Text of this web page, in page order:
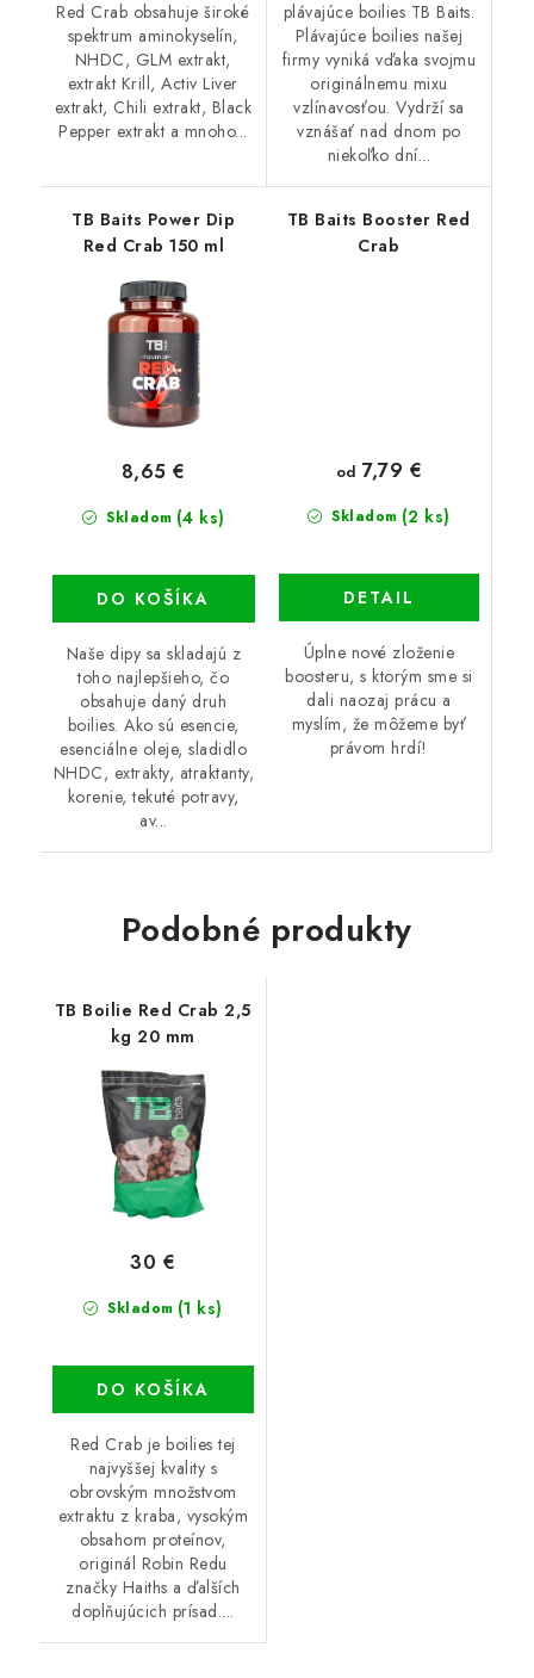
Red Crab obsahuje široké
spektrum aminokyselín,
NHDC, GLM extrakt,
extrakt Krill, Activ Liver
extrakt, Chili extrakt, Black
Pepper extrakt a mnoho...
plávajúce boilies TB Baits.
Plávajúce boilies našej
firmy vyniká vďaka svojmu
originálnemu mixu
vzlínavosťou. Vydrží sa
vznášať nad dnom po
niekoľko dní...
TB Baits Power Dip
Red Crab 150 ml
Skladom (4 ks)
8,65 €
DO KOŠÍKA
Naše dipy sa skladajú z
toho najlepšieho, čo
obsahuje daný druh
boilies. Ako sú esencie,
esenciálne oleje, sladidlo
NHDC, extrakty, atraktanty,
korenie, tekuté potravy,
av...
TB Baits Booster Red
Crab
Skladom (2 ks)
od 7,79 €
DETAIL
Úplne nové zloženie
boosteru, s ktorým sme si
dali naozaj prácu a
myslím, že môžeme byť
právom hrdí!
Podobné produkty
TB Boilie Red Crab 2,5
kg 20 mm
Skladom (1 ks)
30 €
DO KOŠÍKA
Red Crab je boilies tej
najvyššej kvality s
obrovským množstvom
extraktu z kraba, vysokým
obsahom proteínov,
originál Robin Redu
značky Haiths a ďalších
doplňujúcich prísad....